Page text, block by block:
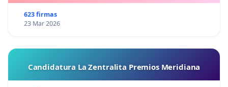
623 firmas
23 Mar 2026
Candidatura La Zentralita Premios Meridiana